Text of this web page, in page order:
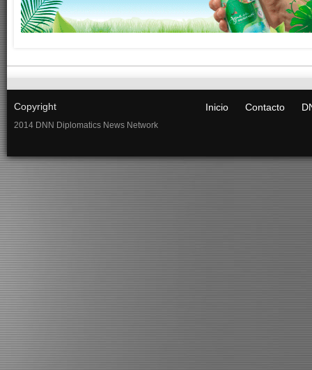
Copyright
2014 DNN Diplomatics News Network
Inicio Contacto